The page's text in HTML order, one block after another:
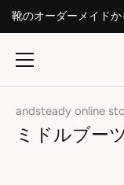
靴のオーダーメイド
andsteady online
ミドルブー